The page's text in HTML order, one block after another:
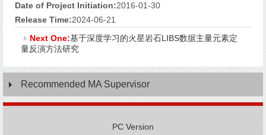
Date of Project Initiation:2016-01-30
Release Time:2024-06-21
Next One:基于深度学习的火星岩石LIBS数据主量元素定
量反演方法研究
Recommended MA Supervisor
PC Version